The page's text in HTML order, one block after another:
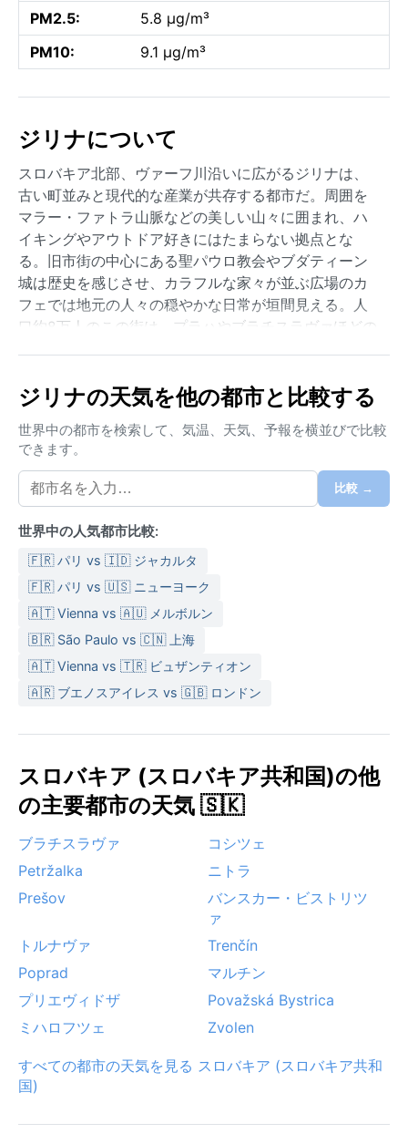
PM2.5:
5.8 µg/m³
PM10:
9.1 µg/m³
ジリナについて
スロバキア北部、ヴァーフ川沿いに広がるジリナは、
古い町並みと現代的な産業が共存する都市だ。周囲を
マラー・ファトラ山脈などの美しい山々に囲まれ、ハ
イキングやアウトドア好きにはたまらない拠点とな
る。旧市街の中心にある聖パウロ教会やブダティーン
城は歴史を感じさせ、カラフルな家々が並ぶ広場のカ
フェでは地元の人々の穏やかな日常が垣間見える。人
口約8万人のこの街は、プラハやブラチスラヴァほどの
から8月にかけて平均気温が20℃前後まで上がり、と
きおり雷雨を伴う湿度の高い日もある。冬は12月から2
月にかけて氷点下が続き、雪が積もるのが普通だ。年
間を通して降水は平均的で、特に秋から冬にかけては
曇りの日が多い。旅行には季節に応じた準備が必要
で、夏は軽いジャケットと雨具、冬は防寒着と滑りに
くい靴が欠かせない。特に冬は路面が凍結するため注
意したい。
天候面で最も過ごしやすいのは、5月から9月の晩春か
ら初秋。日中の気温が快適で、山歩きや旧市街の散策
に理想的だ。冬は雪景色が美しいものの、冷え込みは
厳しく、谷間ではしばしば濃い霧が発生する。また、
大陸性気候のため季節の変わり目には寒暖差が激し
く、春先には遅霜のリスクもある。しかし、ハリケー
比較的安定した気候である。自然の変化を楽しみなが
だ。
ジリナの天気を他の都市と比較する
世界中の都市を検索して、気温、天気、予報を横並びで比較
できます。
比較 →
世界中の人気都市比較:
🇫🇷 パリ vs 🇮🇩 ジャカルタ
🇫🇷 パリ vs 🇺🇸 ニューヨーク
🇦🇹 Vienna vs 🇦🇺 メルボルン
🇧🇷 São Paulo vs 🇨🇳 上海
🇦🇹 Vienna vs 🇹🇷 ビュザンティオン
🇦🇷 ブエノスアイレス vs 🇬🇧 ロンドン
スロバキア (スロバキア共和国)の他
の主要都市の天気 🇸🇰
ブラチスラヴァ
コシツェ
Petržalka
ニトラ
Prešov
バンスカー・ビストリツ
ァ
トルナヴァ
Trenčín
Poprad
マルチン
プリエヴィドザ
Považská Bystrica
ミハロフツェ
Zvolen
すべての都市の天気を見る スロバキア (スロバキア共和
国)